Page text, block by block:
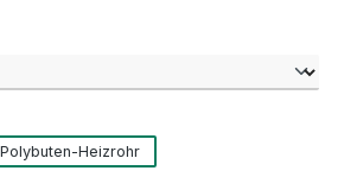
Polybuten-Heizrohr